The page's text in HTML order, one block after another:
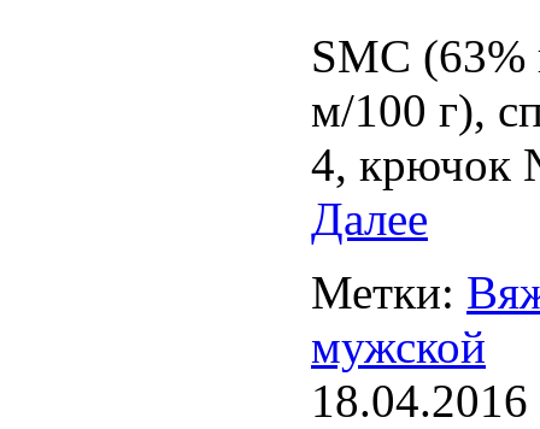
SMC (63%
м/100 г),
4, крючок
Далее
Метки:
мужской
18.04.2016